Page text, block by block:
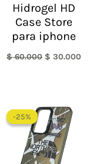
Hidrogel HD
Case Store
para iphone
$60.000 $ 30.000
-25%
-25%
precio
original
era:
$ 60.000.